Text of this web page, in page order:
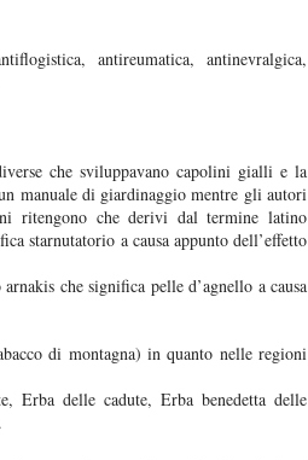
antireumatica, antinevralgica,
che sviluppavano capolini gialli e la
manuale di giardinaggio mentre gli autori
ritengono che derivi dal termine latino
starnutatorio a causa appunto dell’effetto
che significa pelle d’agnello a causa
di montagna) in quanto nelle regioni
delle cadute, Erba benedetta delle